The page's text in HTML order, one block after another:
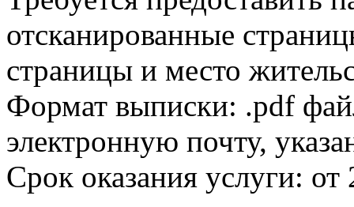
отсканированные
страницы и место
Формат выписки: .pdf
электронную почту,
Срок оказания услуги: от